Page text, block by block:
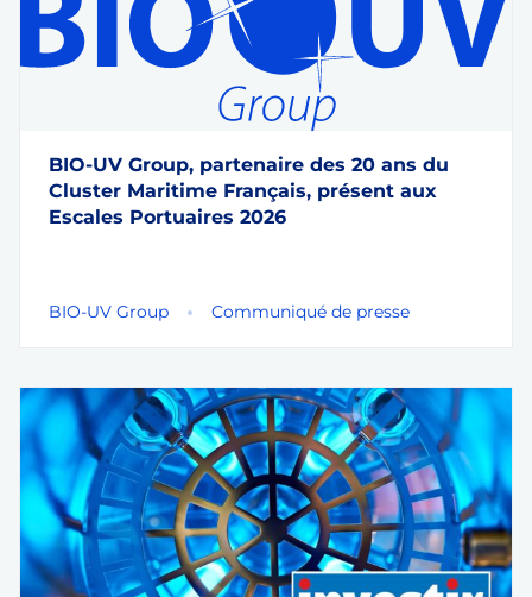
BIO-UV Group, partenaire des 20 ans du
Cluster Maritime Français, présent aux
Escales Portuaires 2026
BIO-UV Group Communiqué de presse